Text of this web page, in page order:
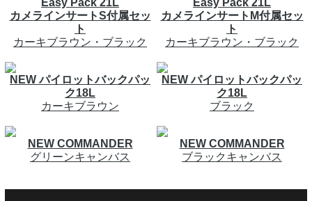
カメラインサートS付属セッ
ト
カーキブラウン・ブラック
カメラインサートM付属セッ
ト
カーキブラウン・ブラック
NEW パイロットバックパッ
ク18L
カーキブラウン
NEW パイロットバックパッ
ク18L
ブラック
NEW COMMANDER
グリーンキャンバス
NEW COMMANDER
ブラックキャンバス